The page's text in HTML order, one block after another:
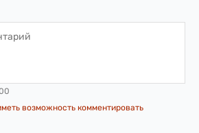
возможность комментировать